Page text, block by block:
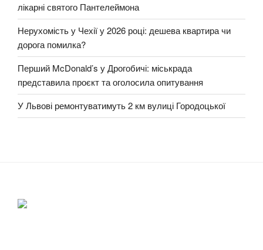
лікарні святого Пантелеймона
Нерухомість у Чехії у 2026 році: дешева квартира чи
дорога помилка?
Перший McDonald’s у Дрогобичі: міськрада
представила проєкт та оголосила опитування
У Львові ремонтуватимуть 2 км вулиці Городоцької